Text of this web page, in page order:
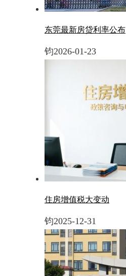
东莞最新房贷利率公布
钧2026-01-23
住房增值税大变动
钧2025-12-31